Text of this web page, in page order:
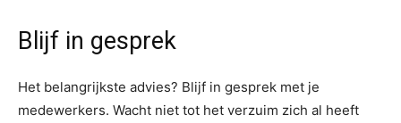
Blijf in gesprek
Het belangrijkste advies? Blijf in gesprek met je
medewerkers. Wacht niet tot het verzuim zich al heeft